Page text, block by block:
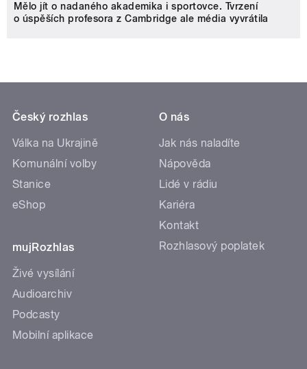
Mělo jít o nadaného akademika i sportovce. Tvrzení
o úspěších profesora z Cambridge ale média vyvrátila
Český rozhlas
Válka na Ukrajině
Komunální volby
Stanice
eShop
mujRozhlas
Živé vysílání
Audioarchiv
Podcasty
Mobilní aplikace
O nás
Jak nás naladíte
Nápověda
Lidé v rádiu
Kariéra
Kontakt
Rozhlasový poplatek